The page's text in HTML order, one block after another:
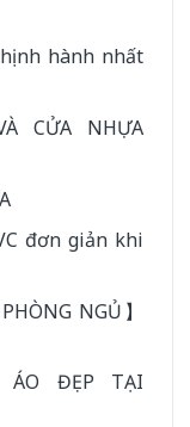
hành nhất
CỬA NHỰA
đơn giản khi
NGỦ】
ÁO ĐẸP TẠI